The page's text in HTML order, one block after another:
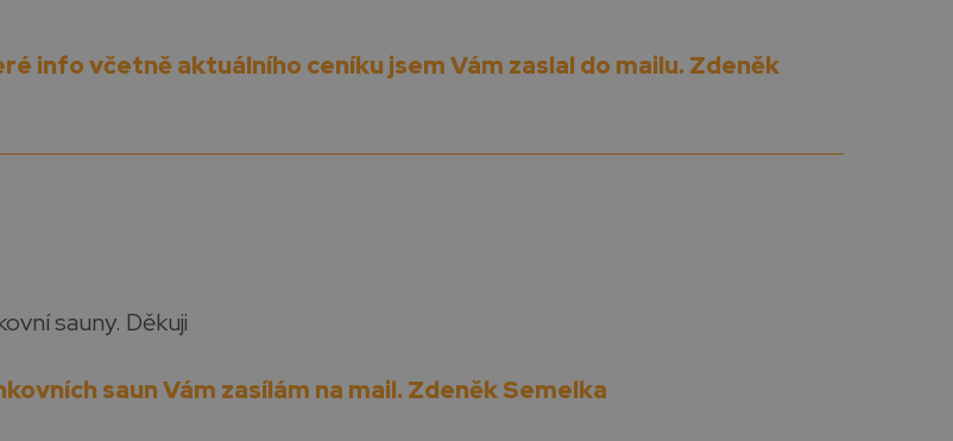
info včetně aktuálního ceníku jsem Vám zaslal do mailu. Zdeněk
sauny. Děkuji
saun Vám zasílám na mail. Zdeněk Semelka